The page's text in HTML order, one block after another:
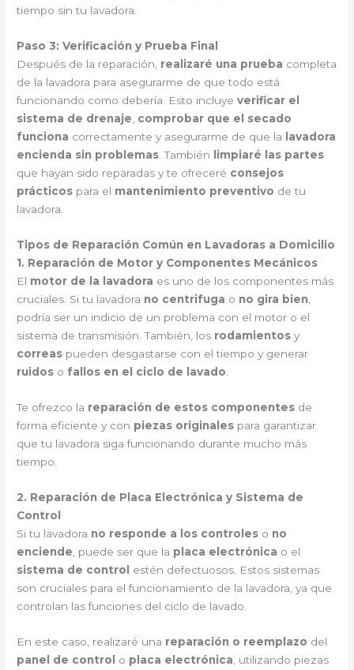
tiempo sin tu lavadora.
Paso 3: Verificación y Prueba Final
Después de la reparación, realizaré una prueba completa
de la lavadora para asegurarme de que todo está
funcionando como debería. Esto incluyeverificar el
sistema de drenaje comprobar que el secado
funciona correctamente y asegurarme de que la
lavadora
encienda sin problemas . También
limpiaré las partes
que hayan sido reparadas y te ofreceré consejos
prácticos para el mantenimiento preventivo de tu
lavadora.
Tipos de Reparación Común en Lavadoras a Domicilio
1. Reparación de Motor y Componentes Mecánicos
El motor de la lavadora es uno de los componentes más
cruciales. Si tu lavadora no centrifuga o no gira bien
podría ser un indicio de un problema con el motor o el
sistema de transmisión. También, los rodamientos y
correas pueden desgastarse con el tiempo y generar
ruidos o fallos en el ciclo de lavado
Te ofrezco la reparación de estos componentes de
forma eficiente y con piezas originales para garantizar
que tu lavadora siga funcionando durante mucho más
tiempo.
2. Reparación de Placa Electrónica y Sistema de
Control
Si tu lavadora no responde a los controles o no
enciende , puede ser que la placa electrónica o el
sistema de control
estén defectuosos. Estos sistemas
son cruciales para el funcionamiento de la lavadora, ya que
controlan las funciones del ciclo de lavado.
En este caso, realizaré una reparación o reemplazo del
panel de control
o placa electrónica , utilizando piezas